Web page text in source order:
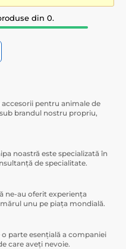
din 0.
pentru animale de
brandul nostru propriu,
noastră este specializată în
de specialitate.
ne-au oferit experiența
unu pe piața mondială.
parte esențială a companiei
care aveți nevoie.